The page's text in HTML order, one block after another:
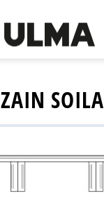
ZAIN SOILA